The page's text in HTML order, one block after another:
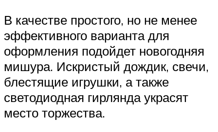
В качестве простого, но не менее
эффективного варианта для
оформления подойдет новогодняя
мишура. Искристый дождик, свечи,
блестящие игрушки, а также
светодиодная гирлянда украсят
место торжества.